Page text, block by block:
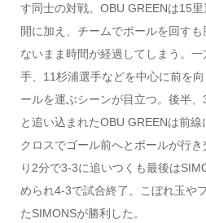
す同士の対戦。OBU GREENは15
開に加え、チームでボールを回す
ないまま時間が経過してしまう。
手、11杉浦選手などを中心に前を
ールを運ぶシーンが目立つ。後半
と追い込まれたOBU GREENは前
クロスでゴール前へとボールが行
り2分で3-3に追いつくも最後は
められ4-3で試合終了。こぼれ玉や
たSIMONSが勝利した。